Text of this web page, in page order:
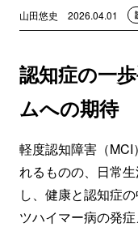
山田悠史 2026.04.01
認知症の一
ムへの期待
軽度認知障害（
れるものの、日常
し、健康と認知症
ツハイマー病の発